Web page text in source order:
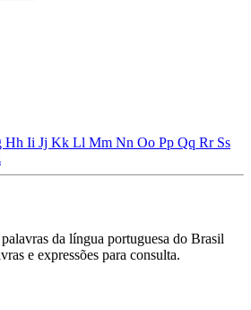
Hh Ii Jj Kk Ll Mm Nn Oo Pp Qq Rr Ss
da língua portuguesa do Brasil
e expressões para consulta.